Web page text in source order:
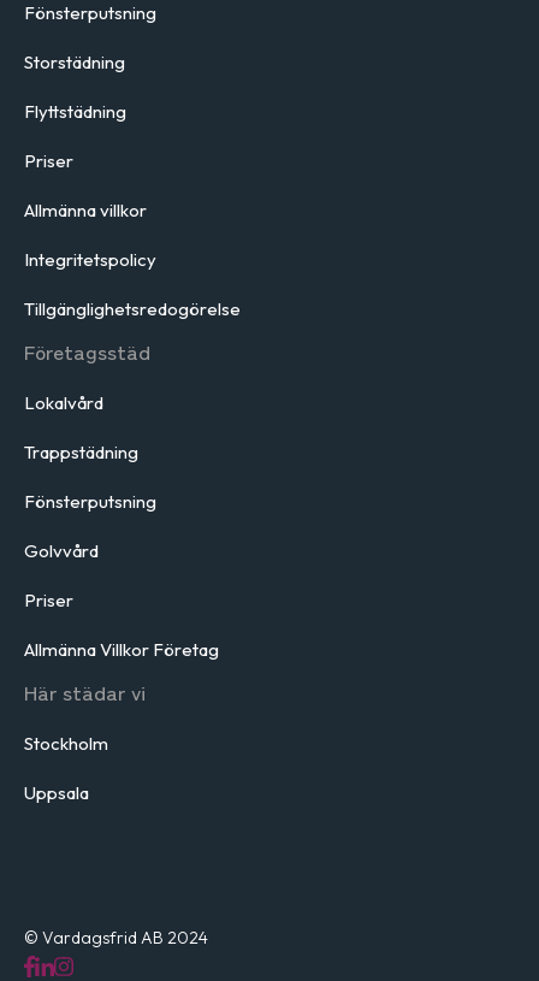
Fönsterputsning
Storstädning
Flyttstädning
Priser
Allmänna villkor
Integritetspolicy
Tillgänglighetsredogörelse
Företagsstäd
Lokalvård
Trappstädning
Fönsterputsning
Golvvård
Priser
Allmänna Villkor Företag
Här städar vi
Stockholm
Uppsala
© Vardagsfrid AB 2024